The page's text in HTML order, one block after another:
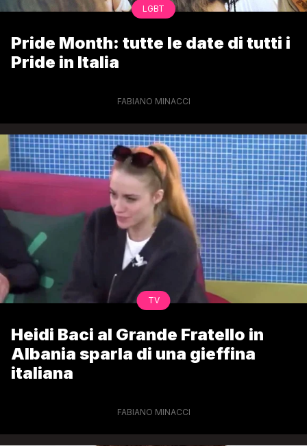
LGBT
Pride Month: tutte le date di tutti i
Pride in Italia
FABIANO MINACCI
TV
Heidi Baci al Grande Fratello in
Albania sparla di una gieffina
italiana
FABIANO MINACCI